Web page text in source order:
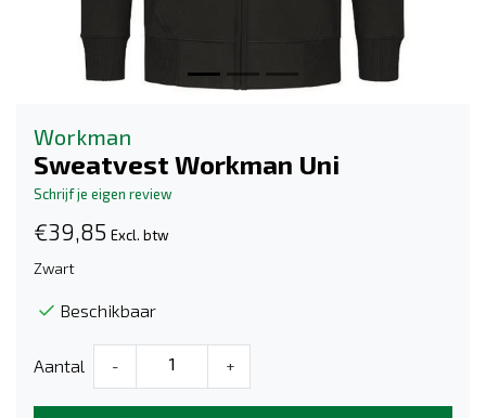
Workman
Sweatvest Workman Uni
Schrijf je eigen review
€39,85 Excl. btw
Zwart
Beschikbaar
Aantal - +